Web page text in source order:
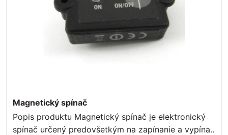
Magnetický spínač
Popis produktu Magnetický spínač je elektronický
spínač určený predovšetkým na zapínanie a vypína..